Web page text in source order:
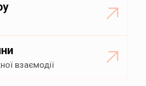
взаємодії